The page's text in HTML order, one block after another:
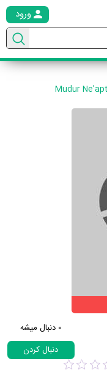
ورود
0 دنبال میشه
دنبال کردن